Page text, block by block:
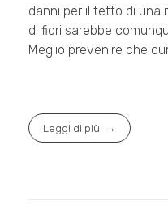
danni per il tetto di una
di fiori sarebbe
Meglio prevenire che
Leggi di più